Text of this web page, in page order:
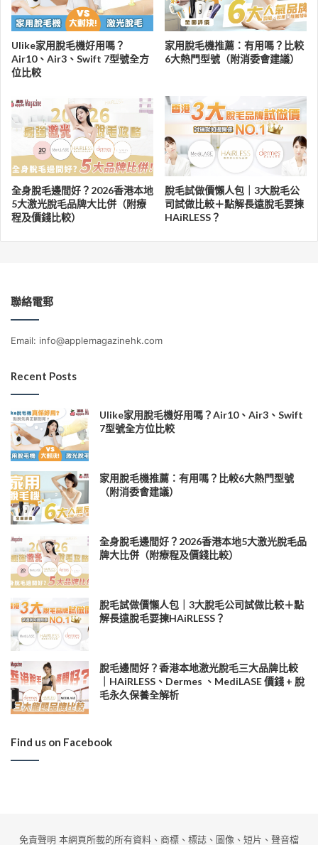
Ulike家用脫毛機好用嗎？
Air10、Air3、Swift 7型號全方
位比較
家用脫毛機推薦：有用嗎？比較
6大熱門型號（附消委會建議）
全身脫毛邊間好？2026香港本地
5大激光脫毛品牌大比併（附療
程及價錢比較）
脫毛試做價懶人包｜3大脫毛公
司試做比較＋點解長遠脫毛要揀
HAiRLESS？
聯絡電郵
Email: info@applemagazinehk.com
Recent Posts
Ulike家用脫毛機好用嗎？Air10、Air3、Swift
7型號全方位比較
家用脫毛機推薦：有用嗎？比較6大熱門型號
（附消委會建議）
全身脫毛邊間好？2026香港本地5大激光脫毛品
牌大比併（附療程及價錢比較）
脫毛試做價懶人包｜3大脫毛公司試做比較＋點
解長遠脫毛要揀HAiRLESS？
脫毛邊間好？香港本地激光脫毛三大品牌比較
｜HAiRLESS、Dermes 、MediLASE 價錢 + 脫
毛永久保養全解析
Find us on Facebook
免責聲明 本網頁所載的所有資料、商標、標誌、圖像、短片、聲音檔